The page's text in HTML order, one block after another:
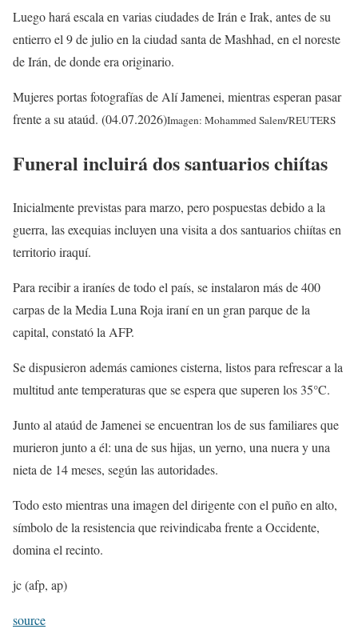
Luego hará escala en varias ciudades de Irán e Irak, antes de su
entierro el 9 de julio en la ciudad santa de Mashhad, en el noreste
de Irán, de donde era originario.
Mujeres portas fotografías de Alí Jamenei, mientras esperan pasar
frente a su ataúd. (04.07.2026)Imagen: Mohammed Salem/REUTERS
Funeral incluirá dos santuarios chiítas
Inicialmente previstas para marzo, pero pospuestas debido a la
guerra, las exequias incluyen una visita a dos santuarios chiítas en
territorio iraquí.
Para recibir a iraníes de todo el país, se instalaron más de 400
carpas de la Media Luna Roja iraní en un gran parque de la
capital, constató la AFP.
Se dispusieron además camiones cisterna, listos para refrescar a la
multitud ante temperaturas que se espera que superen los 35°C.
Junto al ataúd de Jamenei se encuentran los de sus familiares que
murieron junto a él: una de sus hijas, un yerno, una nuera y una
nieta de 14 meses, según las autoridades.
Todo esto mientras una imagen del dirigente con el puño en alto,
símbolo de la resistencia que reivindicaba frente a Occidente,
domina el recinto.
jc (afp, ap)
source